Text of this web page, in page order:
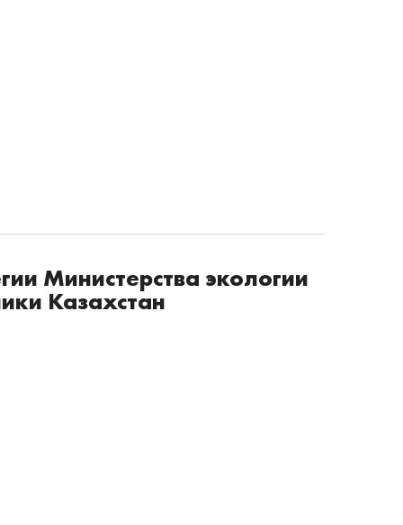
Министерства экологии
Казахстан